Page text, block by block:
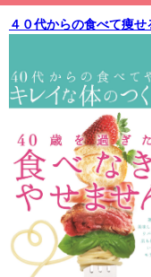
４０代からの食べて痩